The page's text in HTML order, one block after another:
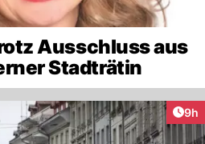
Ausschluss aus
Stadträtin
9h